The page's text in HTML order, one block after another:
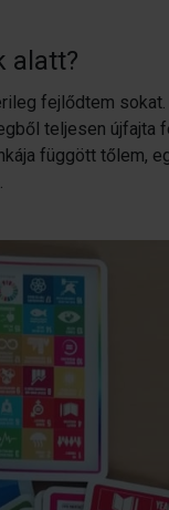
alatt?
fejlődtem
teljesen
függött tőlem,